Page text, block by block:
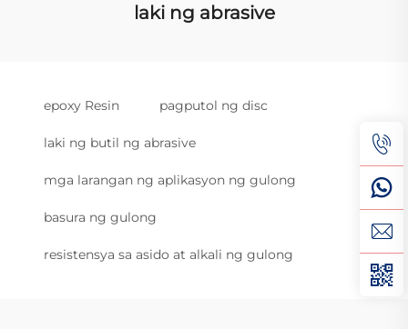
laki ng abrasive
epoxy Resin pagputol ng disc
laki ng butil ng abrasive
mga larangan ng aplikasyon ng gulong
basura ng gulong
resistensya sa asido at alkali ng gulong